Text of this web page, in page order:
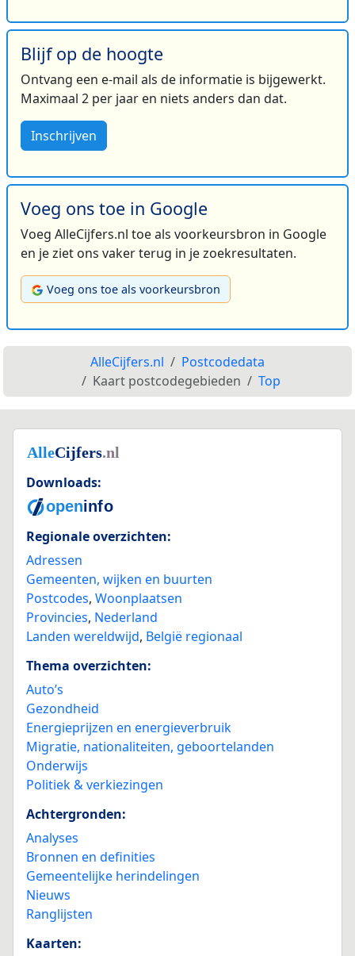
Blijf op de hoogte
Ontvang een e-mail als de informatie is bijgewerkt.
Maximaal 2 per jaar en niets anders dan dat.
Inschrijven
Voeg ons toe in Google
Voeg AlleCijfers.nl toe als voorkeursbron in Google
en je ziet ons vaker terug in je zoekresultaten.
Voeg ons toe als voorkeursbron
AlleCijfers.nl
Postcodedata
Kaart postcodegebieden
Top
Downloads:
Regionale overzichten:
Adressen
Gemeenten, wijken en buurten
Postcodes, Woonplaatsen
Provincies, Nederland
Landen wereldwijd, België regionaal
Thema overzichten:
Auto’s
Gezondheid
Energieprijzen en energieverbruik
Migratie, nationaliteiten, geboortelanden
Onderwijs
Politiek & verkiezingen
Achtergronden:
Analyses
Bronnen en definities
Gemeentelijke herindelingen
Nieuws
Ranglijsten
Kaarten: